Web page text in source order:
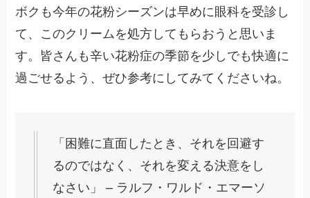
ボクも今年の花粉シーズンは早めに眼科を受診し
て、このクリームを処方してもらおうと思いま
す。皆さんも辛い花粉症の季節を少しでも快適に
過ごせるよう、ぜひ参考にしてみてくださいね。
「困難に直面したとき、それを回避す
るのではなく、それを変える決意をし
なさい」 – ラルフ・ワルド・エマーソ